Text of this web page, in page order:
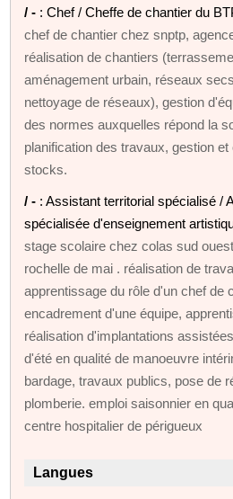
/ - : Chef / Cheffe de chantier du
chef de chantier chez snptp,
réalisation de chantiers
aménagement urbain, réseaux
nettoyage de réseaux), gestion
des normes auxquelles répond la
planification des travaux, gestion
stocks.
/ - : Assistant territorial spécialisé /
spécialisée d'enseignement
stage scolaire chez colas sud
rochelle de mai . réalisation de
apprentissage du rôle d'un chef de
encadrement d'une équipe,
réalisation d'implantations
d'été en qualité de manoeuvre
bardage, travaux publics, pose de
plomberie. emploi saisonnier en
centre hospitalier de périgueux
Langues